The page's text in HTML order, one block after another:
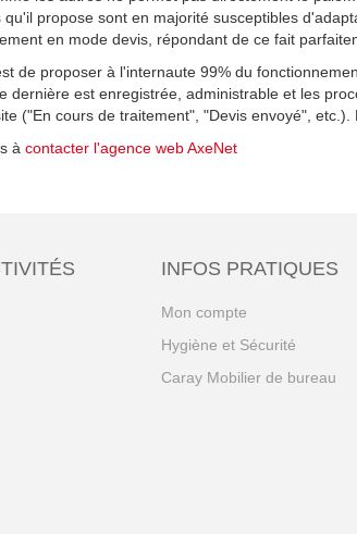
propose sont en majorité susceptibles
en mode devis, répondant de ce fait
de proposer à l'internaute 99% du
dernière est enregistrée, administrable et les
("En cours de traitement", "Devis envoyé",
à contacter l'agence web AxeNet
INFOS PRATIQUES
Mon compte
Hygiène et Sécurité
Caray Mobilier de bureau